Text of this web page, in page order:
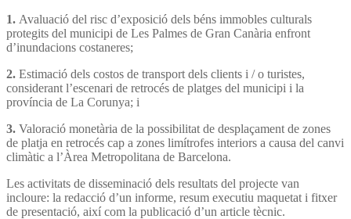
1. Avaluació del risc d’exposició dels béns immobles culturals
protegits del municipi de Les Palmes de Gran Canària enfront
d’inundacions costaneres;
2. Estimació dels costos de transport dels clients i / o turistes,
considerant l’escenari de retrocés de platges del municipi i la
província de La Corunya; i
3. Valoració monetària de la possibilitat de desplaçament de zones
de platja en retrocés cap a zones limítrofes interiors a causa del canvi
climàtic a l’Àrea Metropolitana de Barcelona.
Les activitats de disseminació dels resultats del projecte van
incloure: la redacció d’un informe, resum executiu maquetat i fitxer
de presentació, així com la publicació d’un article tècnic.